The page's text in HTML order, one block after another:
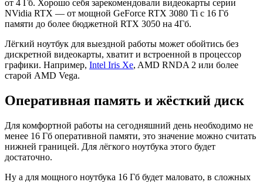
от 4 Гб. Хорошо себя зарекомендовали видеокарты серии
NVidia RTX — от мощной GeForce RTX 3080 Ti с 16 Гб
памяти до более бюджетной RTX 3050 на 4Гб.
Лёгкий ноутбук для выездной работы может обойтись без
дискретной видеокарты, хватит и встроенной в процессор
графики. Например, Intel Iris Xe, AMD RNDA 2 или более
старой AMD Vega.
Оперативная память и жёсткий диск
Для комфортной работы на сегодняшний день необходимо не
менее 16 Гб оперативной памяти, это значение можно считать
нижней границей. Для лёгкого ноутбука этого будет
достаточно.
Ну а для мощного ноутбука 16 Гб будет маловато, в сложных